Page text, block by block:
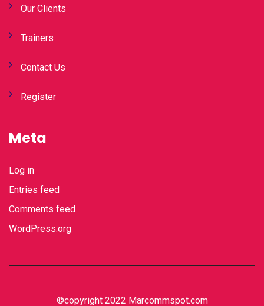
Our Clients
Trainers
Contact Us
Register
Meta
Log in
Entries feed
Comments feed
WordPress.org
©copyright 2022 Marcommspot.com